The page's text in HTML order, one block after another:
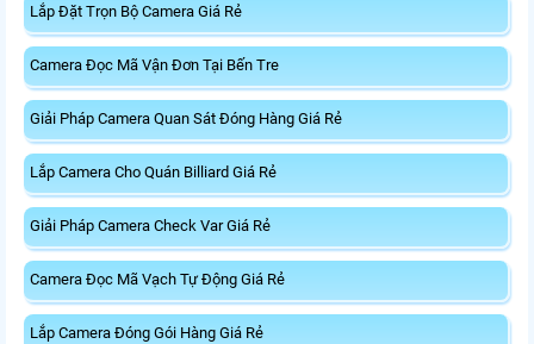
Lắp Đặt Trọn Bộ Camera Giá Rẻ
Camera Đọc Mã Vận Đơn Tại Bến Tre
Giải Pháp Camera Quan Sát Đóng Hàng Giá Rẻ
Lắp Camera Cho Quán Billiard Giá Rẻ
Giải Pháp Camera Check Var Giá Rẻ
Camera Đọc Mã Vạch Tự Động Giá Rẻ
Lắp Camera Đóng Gói Hàng Giá Rẻ